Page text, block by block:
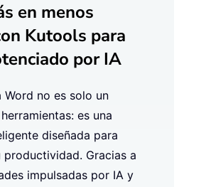
en menos
Kutools para
por IA
Word no es solo un
es una
diseñada para
productividad. Gracias a
impulsadas por IA y